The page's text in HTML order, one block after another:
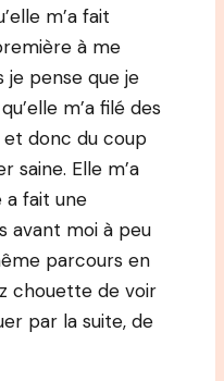
m’a fait
à me
pense que je
m’a filé des
et donc du coup
saine. Elle m’a
a fait une
avant moi à peu
parcours en
chouette de voir
par la suite, de